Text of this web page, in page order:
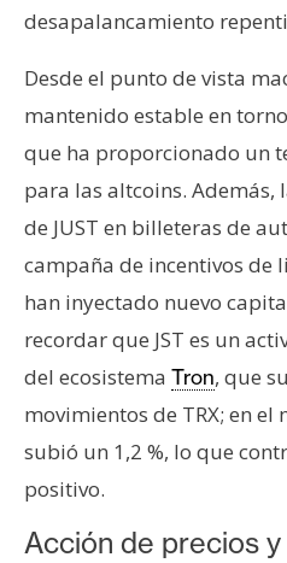
desapalancamiento
Desde el punto de vista
mantenido estable en
que ha proporcionado un
para las altcoins. Además,
de JUST en billeteras de
campaña de incentivos de
han inyectado nuevo
recordar que JST es un
del ecosistema Tron, que
movimientos de TRX; en el
subió un 1,2 %, lo que
positivo.
Acción de precios